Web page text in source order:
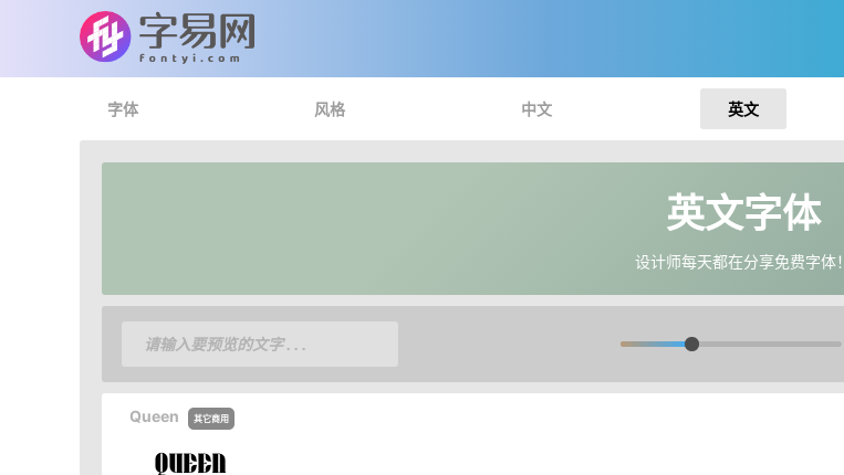
字体 风格 中文 英文
英文字体
设计师每天都在分享免费字体！
Queen 其它商用